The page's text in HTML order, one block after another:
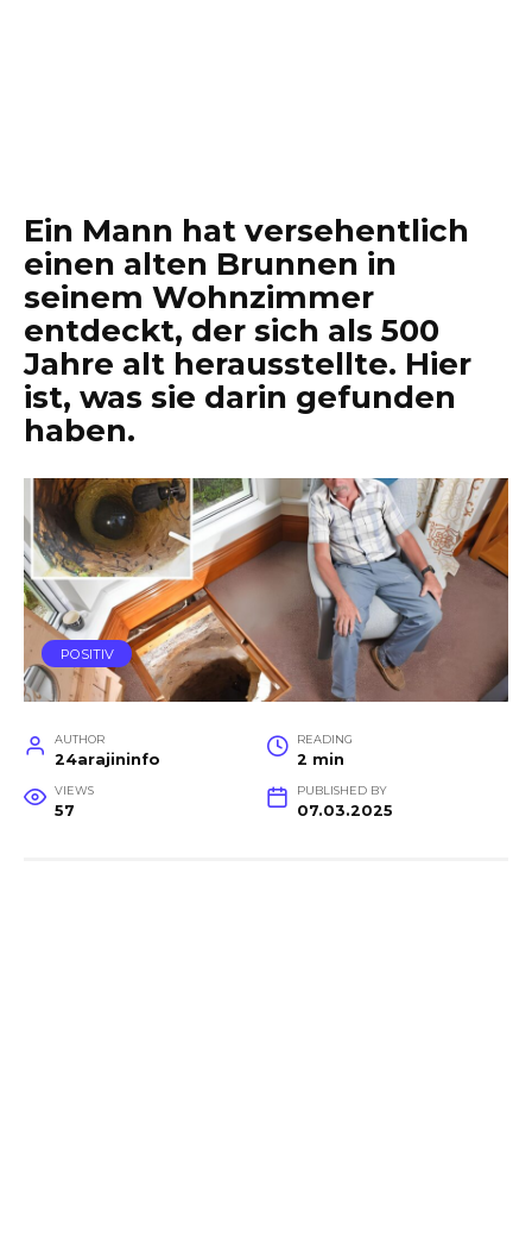
Ein Mann hat versehentlich
einen alten Brunnen in
seinem Wohnzimmer
entdeckt, der sich als 500
Jahre alt herausstellte. Hier
ist, was sie darin gefunden
haben.
POSITIV
AUTHOR
24arajininfo
READING
2 min
VIEWS
57
PUBLISHED BY
07.03.2025